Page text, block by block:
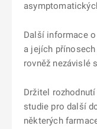
Další informace
a jejích
rovněž nezávislé
Držitel
studie pro další
některých